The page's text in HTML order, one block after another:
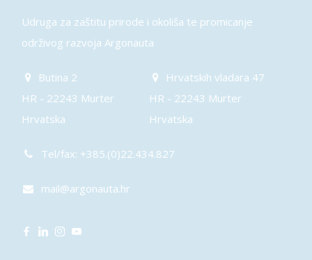
Udruga za zaštitu prirode i okoliša te promicanje
održivog razvoja Argonauta
Butina 2
HR - 22243 Murter
Hrvatska
Hrvatskih vladara 47
HR - 22243 Murter
Hrvatska
Tel/fax: +385.(0)22.434.827
mail@argonauta.hr